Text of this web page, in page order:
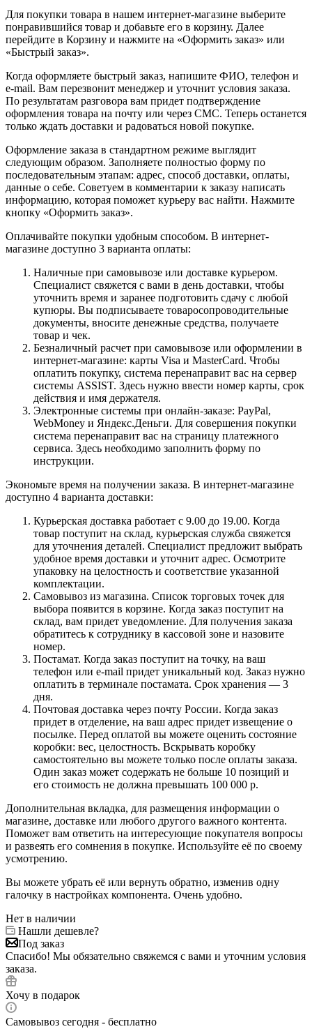
Для покупки товара в нашем интернет-магазине выберите
понравившийся товар и добавьте его в корзину. Далее
перейдите в Корзину и нажмите на «Оформить заказ» или
«Быстрый заказ».
Когда оформляете быстрый заказ, напишите ФИО, телефон и
e-mail. Вам перезвонит менеджер и уточнит условия заказа.
По результатам разговора вам придет подтверждение
оформления товара на почту или через СМС. Теперь останется
только ждать доставки и радоваться новой покупке.
Оформление заказа в стандартном режиме выглядит
следующим образом. Заполняете полностью форму по
последовательным этапам: адрес, способ доставки, оплаты,
данные о себе. Советуем в комментарии к заказу написать
информацию, которая поможет курьеру вас найти. Нажмите
кнопку «Оформить заказ».
Оплачивайте покупки удобным способом. В интернет-
магазине доступно 3 варианта оплаты:
Наличные при самовывозе или доставке курьером.
Специалист свяжется с вами в день доставки, чтобы
уточнить время и заранее подготовить сдачу с любой
купюры. Вы подписываете товаросопроводительные
документы, вносите денежные средства, получаете
товар и чек.
Безналичный расчет при самовывозе или оформлении в
интернет-магазине: карты Visa и MasterCard. Чтобы
оплатить покупку, система перенаправит вас на сервер
системы ASSIST. Здесь нужно ввести номер карты, срок
действия и имя держателя.
Электронные системы при онлайн-заказе: PayPal,
WebMoney и Яндекс.Деньги. Для совершения покупки
система перенаправит вас на страницу платежного
сервиса. Здесь необходимо заполнить форму по
инструкции.
Экономьте время на получении заказа. В интернет-магазине
доступно 4 варианта доставки:
Курьерская доставка работает с 9.00 до 19.00. Когда
товар поступит на склад, курьерская служба свяжется
для уточнения деталей. Специалист предложит выбрать
удобное время доставки и уточнит адрес. Осмотрите
упаковку на целостность и соответствие указанной
комплектации.
Самовывоз из магазина. Список торговых точек для
выбора появится в корзине. Когда заказ поступит на
склад, вам придет уведомление. Для получения заказа
обратитесь к сотруднику в кассовой зоне и назовите
номер.
Постамат. Когда заказ поступит на точку, на ваш
телефон или e-mail придет уникальный код. Заказ нужно
оплатить в терминале постамата. Срок хранения — 3
дня.
Почтовая доставка через почту России. Когда заказ
придет в отделение, на ваш адрес придет извещение о
посылке. Перед оплатой вы можете оценить состояние
коробки: вес, целостность. Вскрывать коробку
самостоятельно вы можете только после оплаты заказа.
Один заказ может содержать не больше 10 позиций и
его стоимость не должна превышать 100 000 р.
Дополнительная вкладка, для размещения информации о
магазине, доставке или любого другого важного контента.
Поможет вам ответить на интересующие покупателя вопросы
и развеять его сомнения в покупке. Используйте её по своему
усмотрению.
Вы можете убрать её или вернуть обратно, изменив одну
галочку в настройках компонента. Очень удобно.
Нет в наличии
Нашли дешевле?
Под заказ
Спасибо! Мы обязательно свяжемся с вами и уточним условия
заказа.
Хочу в подарок
Самовывоз сегодня - бесплатно